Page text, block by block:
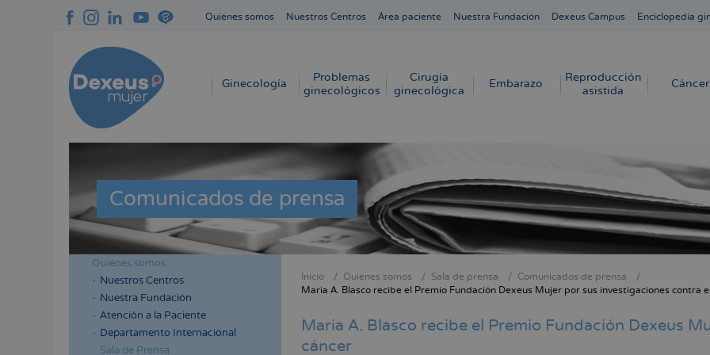
Quiénes somos Nuestros Centros Área paciente Nuestra Fundación Dexeus Campus Enciclopedia
Navegación
Ginecología
Problemas
ginecológicos
Cirugía
ginecológica
Embarazo
Reproducción
asistida
Cáncer
Comunicados de prensa
Menú
lateral
cabecera
Quiénes somos
Nuestros Centros
Nuestra Fundación
Atención a la Paciente
Departamento Internacional
Sala de Prensa
Sobrescribir
de
ayuda
Inicio Quiénes somos Sala de prensa
Comunicados de prensa
Maria A. Blasco recibe el Premio Fundación Dexeus Mujer por sus investigaciones contra
Maria A. Blasco recibe el Premio Fundación Dexeus
cáncer